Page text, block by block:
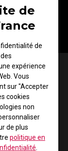
de
de
expérience
Vous
sur "Accepter
cookies
non
de plus
politique en
le DyAc⁺™
plus clairs
ce qui vous
de
des